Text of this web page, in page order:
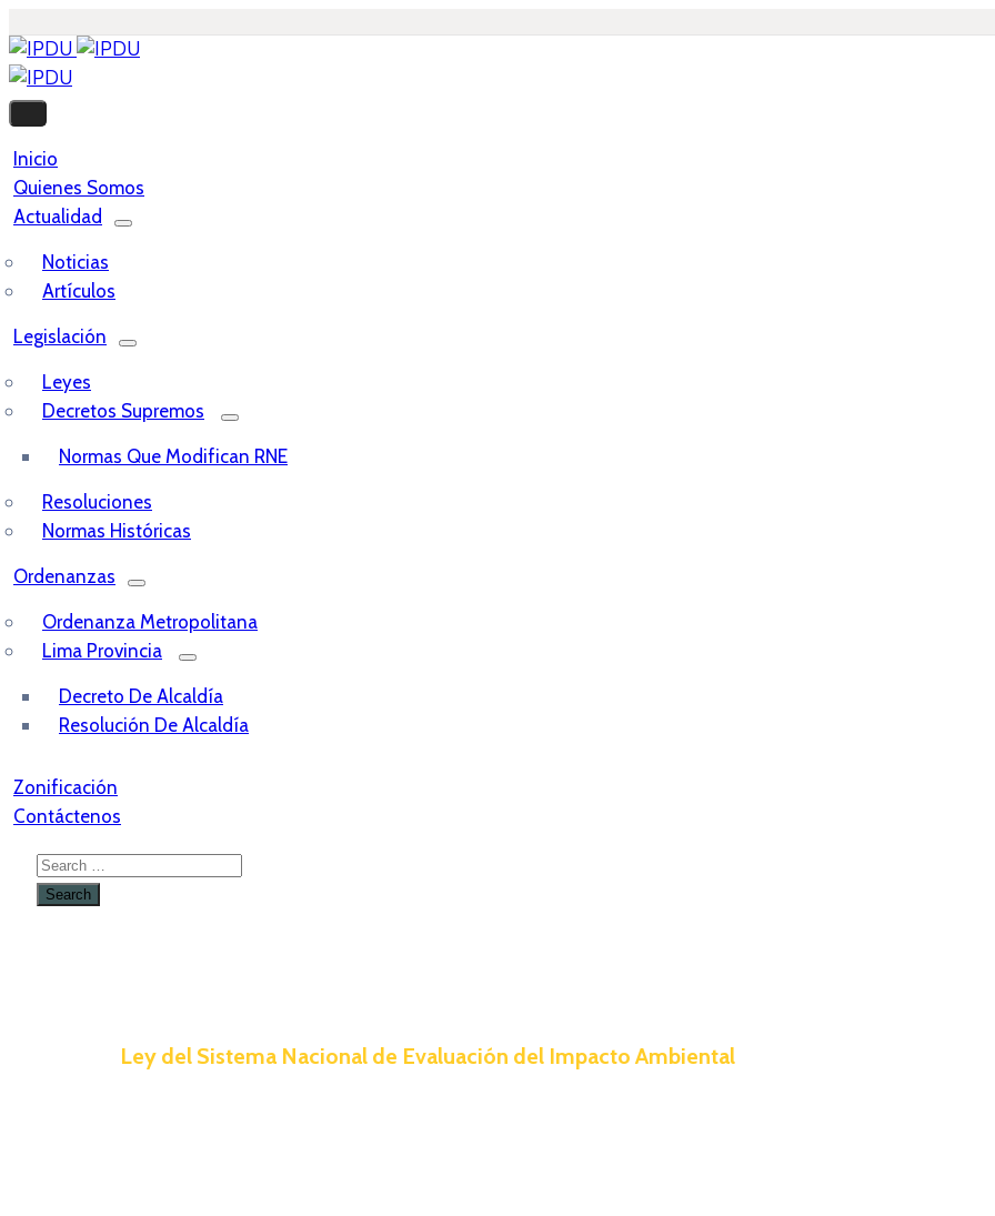
Inicio
Quienes Somos
Actualidad
Noticias
Artículos
Legislación
Leyes
Decretos Supremos
Normas Que Modifican RNE
Resoluciones
Normas Históricas
Ordenanzas
Ordenanza Metropolitana
Lima Provincia
Decreto De Alcaldía
Resolución De Alcaldía
Zonificación
Contáctenos
Ley del Sistema Nacional de Evaluación del Impacto Ambiental